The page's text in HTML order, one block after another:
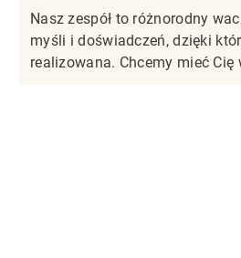
Nasz zespół to różnorodny
myśli i doświadczeń, dzięki
realizowana. Chcemy mieć Cię